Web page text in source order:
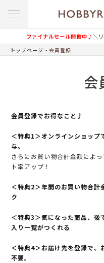
ファイナルセール開催中♪＼
トップページ 会員登録
会
会員登録でお得なこと♪
＜特典1＞オンラインショップ
与。
さらにお買い物合計金額によ
ト率アップ！
＜特典2＞年間のお買い物合計
ク
＜特典3＞気になった商品、後
入り一覧がつくれる
＜特典4＞お届け先を登録で、
不要。